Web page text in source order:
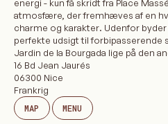
energi - kun få skridt fra Place
atmosfære, der fremhæves af en
charme og karakter. Udenfor
perfekte udsigt til forbipasserende
Jardin de la Bourgada lige på den
16 Bd Jean Jaurés
06300 Nice
Frankrig
MAP
MENU